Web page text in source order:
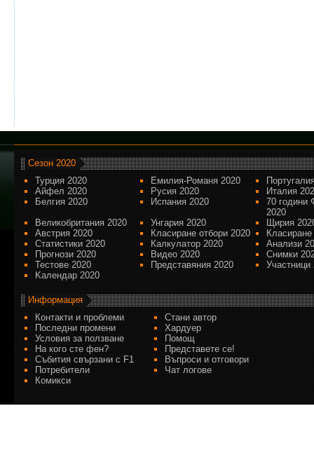
Сезон 2020
Турция 2020
Емилия-Романя 2020
Айфел 2020
Русия 2020
Италия
Белгия 2020
Испания 2020
70 години
2020
Великобритания 2020
Унгария 2020
Щирия
Австрия 2020
Класиране отбори 2020
Статистики 2020
Калкулатор 2020
Анализи
Прогнози 2020
Видео 2020
Снимки
Тестове 2020
Представяния 2020
Участници
Kалендар 2020
Информация
Контакти и проблеми
Стани автор
Последни промени
Хардуер
Условия за ползване
Помощ
На кого сте фен?
Представете се!
Събития свързани с F1
Въпроси и отговори
Потребители
Чат логове
Комикси